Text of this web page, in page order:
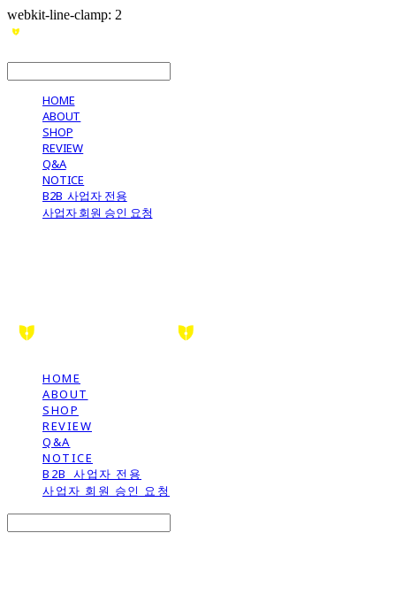
webkit-line-clamp: 2
HOME
ABOUT
SHOP
REVIEW
Q&A
NOTICE
B2B_사업자 전용
사업자 회원 승인 요청
HOME
ABOUT
SHOP
REVIEW
Q&A
NOTICE
B2B_사업자 전용
사업자 회원 승인 요청